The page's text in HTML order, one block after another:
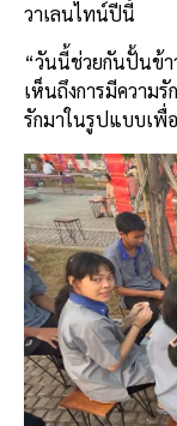
วาเลนไทน์ปีนี้
“วันนี้ช่วยกันปั้นข้
เห็นถึงการมีความ
รักมาในรูปแบบเพื่